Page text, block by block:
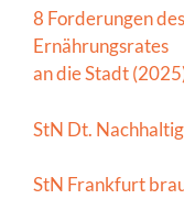
8 Forderungen
Ernährungsrates
an die Stadt
StN Dt.
StN Frankfurt